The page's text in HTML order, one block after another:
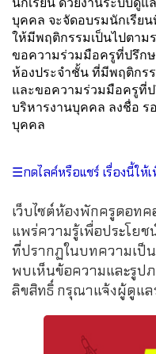
นักเรียน ด้วยงานระบบดูแ
บุคคล จะจัดอบรมนักเรียน
ให้มีพฤติกรรมเป็นไปตามร
ขอความร่วมมือครูที่ปรึกษ
ห้องประจำชั้น ที่มีพฤติกรร
และขอความร่วมมือครูที่
บริหารงานบุคคล ลงชื่อ ร
บุคคล
☰กดไลค์หรือแชร์ เรื่องนี้ให้
เว็บไซต์ห้องพักครูดอท
แพร่ความรู้เพื่อประโย
ที่ปรากฏในบทความเป็
พบเห็นข้อความและรูป
ลิขสิทธิ์ กรุณาแจ้งผู้ดูแล